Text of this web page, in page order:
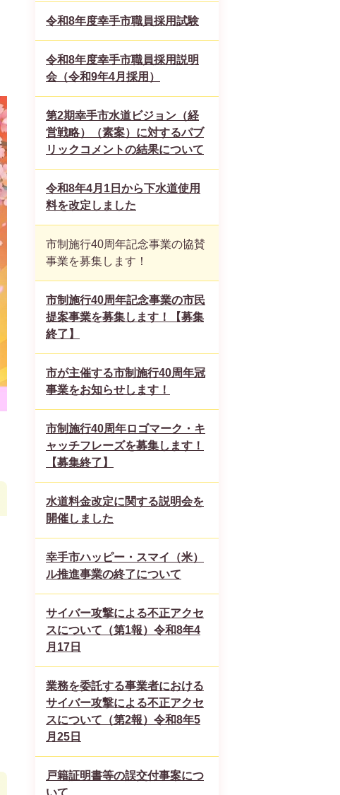
令和8年度幸手市職員採用試験
令和8年度幸手市職員採用説明
会（令和9年4月採用）
第2期幸手市水道ビジョン（経
営戦略）（素案）に対するパブ
リックコメントの結果について
令和8年4月1日から下水道使用
料を改定しました
市制施行40周年記念事業の協賛
事業を募集します！
市制施行40周年記念事業の市民
提案事業を募集します！【募集
終了】
市が主催する市制施行40周年冠
事業をお知らせします！
市制施行40周年ロゴマーク・キ
ャッチフレーズを募集します！
【募集終了】
水道料金改定に関する説明会を
開催しました
幸手市ハッピー・スマイ（米）
ル推進事業の終了について
サイバー攻撃による不正アクセ
スについて（第1報）令和8年4
月17日
業務を委託する事業者における
サイバー攻撃による不正アクセ
スについて（第2報）令和8年5
月25日
戸籍証明書等の誤交付事案につ
いて